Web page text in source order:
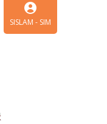
SISLAM - SIM